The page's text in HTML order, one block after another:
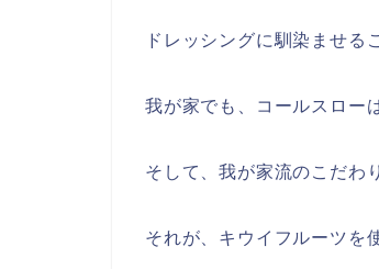
ドレッシングに馴染ませる
我が家でも、コールスロー
そして、我が家流のこだわ
それが、キウイフルーツを